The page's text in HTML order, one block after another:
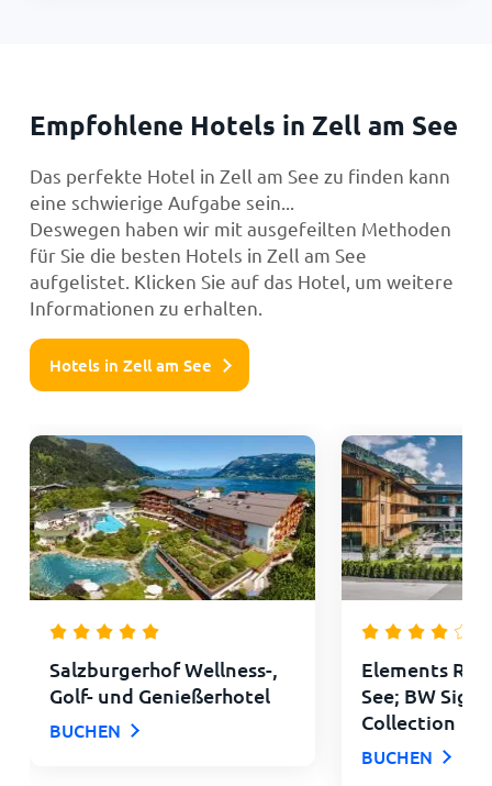
Empfohlene Hotels in Zell am See
Das perfekte Hotel in Zell am See zu finden kann
eine schwierige Aufgabe sein...
Deswegen haben wir mit ausgefeilten Methoden
für Sie die besten Hotels in Zell am See
aufgelistet. Klicken Sie auf das Hotel, um weitere
Informationen zu erhalten.
Hotels in Zell am See
Salzburgerhof Wellness-,
Golf- und Genießerhotel
BUCHEN
Elements
See; BW
Collection
BUCHEN